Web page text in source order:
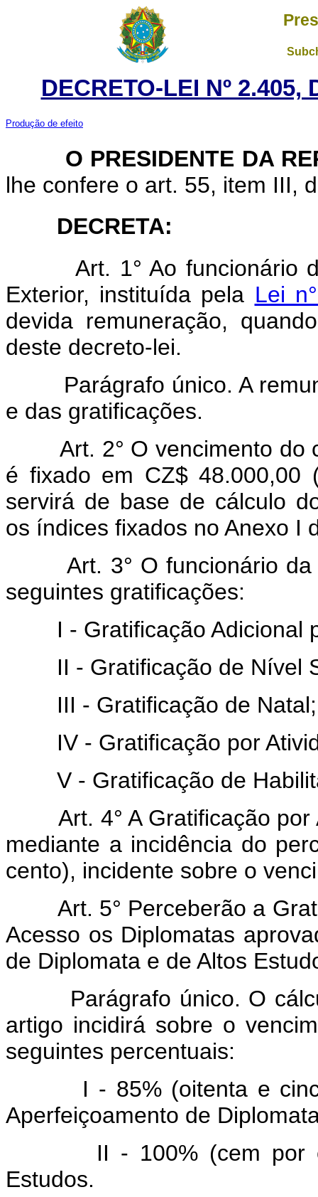
DECRETO-LEI Nº 2.405,
Produção de efeito
O PRESIDENTE DA
lhe confere o art. 55, item III,
DECRETA:
Art. 1° Ao funcionário
Exterior, instituída pela Lei
devida remuneração,
deste decreto-lei.
Parágrafo único. A
e das gratificações.
Art. 2° O vencimento do
é fixado em CZ$ 48.000,00
servirá de base de cálculo
os índices fixados no Anexo I
Art. 3° O funcionário
seguintes gratificações:
I - Gratificação Adicional
II - Gratificação de Nível
III - Gratificação de Natal;
IV - Gratificação por
V - Gratificação de
Art. 4° A Gratificação
mediante a incidência do
cento), incidente sobre o
Art. 5° Perceberão a
Acesso os Diplomatas
de Diplomata e de Altos
Parágrafo único. O
artigo incidirá sobre o
seguintes percentuais:
I - 85% (oitenta e cinco
Aperfeiçoamento de
II - 100% (cem por
Estudos.